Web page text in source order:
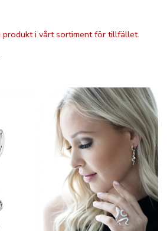
produkt i vårt sortiment för tillfället.